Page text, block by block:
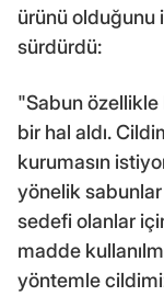
ürünü olduğunu
sürdürdü:
"Sabun özellikle
bir hal aldı.
kurumasın
yönelik
sedefi olanlar
madde
yöntemle